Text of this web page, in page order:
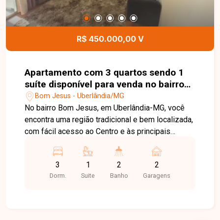
deste terreno.
R$ 450.000,00 V
Apartamento com 3 quartos sendo 1
suíte disponível para venda no bairro
Bom Jesus em Uberlândia-MG
Bom Jesus - Uberlândia/MG
No bairro Bom Jesus, em Uberlândia-MG, você
encontra uma região tradicional e bem localizada,
com fácil acesso ao Centro e às principais
infraestrutura de comércios, escolas,
supermercados, farmácias e diversos serviços,
proporcionando praticidade e qualidade de vida.
3
Dorm.
1
Suite
2
Banho
2
Garagens